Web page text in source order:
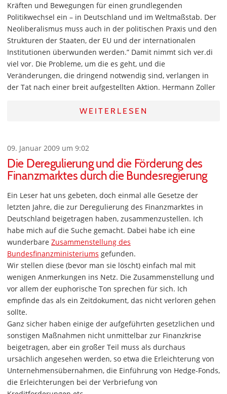
Kräften und Bewegungen für einen grundlegenden
Politikwechsel ein – in Deutschland und im Weltmaßstab. Der
Neoliberalismus muss auch in der politischen Praxis und den
Strukturen der Staaten, der EU und der internationalen
Institutionen überwunden werden.” Damit nimmt sich ver.di
viel vor. Die Probleme, um die es geht, und die
Veränderungen, die dringend notwendig sind, verlangen in
der Tat nach einer breit aufgestellten Aktion. Hermann Zoller
WEITERLESEN
09. Januar 2009 um 9:02
Die Deregulierung und die Förderung des
Finanzmarktes durch die Bundesregierung
Ein Leser hat uns gebeten, doch einmal alle Gesetze der
letzten Jahre, die zur Deregulierung des Finanzmarktes in
Deutschland beigetragen haben, zusammenzustellen. Ich
habe mich auf die Suche gemacht. Dabei habe ich eine
wunderbare Zusammenstellung des
Bundesfinanzministeriums gefunden.
Wir stellen diese (bevor man sie löscht) einfach mal mit
wenigen Anmerkungen ins Netz. Die Zusammenstellung und
vor allem der euphorische Ton sprechen für sich. Ich
empfinde das als ein Zeitdokument, das nicht verloren gehen
sollte.
Ganz sicher haben einige der aufgeführten gesetzlichen und
sonstigen Maßnahmen nicht unmittelbar zur Finanzkrise
beigetragen, aber ein großer Teil muss als durchaus
ursächlich angesehen werden, so etwa die Erleichterung von
Unternehmensübernahmen, die Einführung von Hedge-Fonds,
die Erleichterungen bei der Verbriefung von